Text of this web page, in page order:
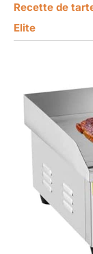
Recette de
Elite